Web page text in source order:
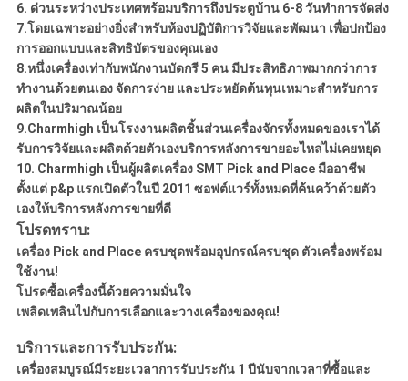
6. ด่วนระหว่างประเทศพร้อมบริการถึงประตูบ้าน 6-8 วันทำการจัดส่ง
7.โดยเฉพาะอย่างยิ่งสำหรับห้องปฏิบัติการวิจัยและพัฒนา เพื่อปกป้อง
การออกแบบและสิทธิบัตรของคุณเอง
8.หนึ่งเครื่องเท่ากับพนักงานบัดกรี 5 คน มีประสิทธิภาพมากกว่าการ
ทำงานด้วยตนเอง จัดการง่าย และประหยัดต้นทุนเหมาะสำหรับการ
ผลิตในปริมาณน้อย
9.Charmhigh เป็นโรงงานผลิตชิ้นส่วนเครื่องจักรทั้งหมดของเราได้
รับการวิจัยและผลิตด้วยตัวเองบริการหลังการขายอะไหล่ไม่เคยหยุด
10. Charmhigh เป็นผู้ผลิตเครื่อง SMT Pick and Place มืออาชีพ
ตั้งแต่ p&p แรกเปิดตัวในปี 2011 ซอฟต์แวร์ทั้งหมดที่ค้นคว้าด้วยตัว
เองให้บริการหลังการขายที่ดี
โปรดทราบ:
เครื่อง Pick and Place ครบชุดพร้อมอุปกรณ์ครบชุด ตัวเครื่องพร้อม
ใช้งาน!
โปรดซื้อเครื่องนี้ด้วยความมั่นใจ
เพลิดเพลินไปกับการเลือกและวางเครื่องของคุณ!
บริการและการรับประกัน:
เครื่องสมบูรณ์มีระยะเวลาการรับประกัน 1 ปีนับจากเวลาที่ซื้อและ